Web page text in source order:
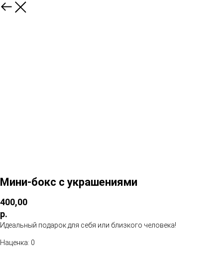
Мини-бокс с украшениями
400,00
р.
Идеальный подарок для себя или близкого человека!
Наценка: 0